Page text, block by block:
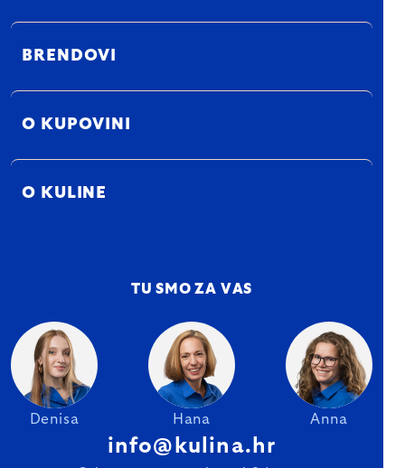
BRENDOVI
O KUPOVINI
O KULINE
TU SMO ZA VAS
Denisa Hana Anna
info@kulina.hr